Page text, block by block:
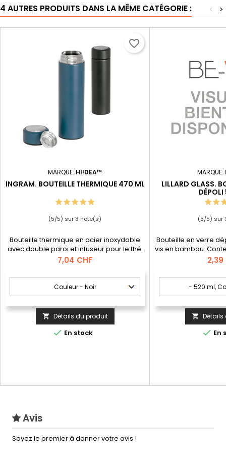
4 AUTRES PRODUITS DANS LA MÊME CATÉGORIE : >
<
MARQUE: HI!DEA™
INGRAM. BOUTEILLE THERMIQUE 470 ML
(5/5) sur3 note(s)
Bouteille thermique en acier inoxydable
avec double paroi et infuseur pour le thé.
Posséde une capacité jusqu'à 470 mL.
Livrée sous boîte cadeau
Prix
7,04 CHF
 Détails du produit
 En stock
favorite_border
MARQUE:
LILLARD GLASS.
(5/5) sur
Bouteille en verre
vis en bambou.
dans une boîtePrix
2,39
 Détails
 En
Avis
Soyez le premier à donner votre avis !